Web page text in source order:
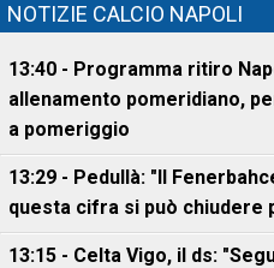
NOTIZIE CALCIO NAPOLI
13:40 - Programma ritiro
allenamento pomeridiano,
a pomeriggio
13:29 - Pedullà: "Il
questa cifra si può chiudere
13:15 - Celta Vigo, il ds: